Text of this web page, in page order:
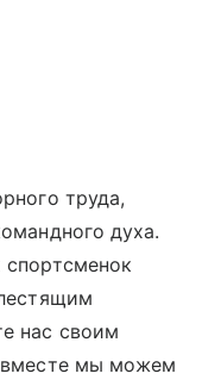
труда,
духа.
нас своим
вместе мы можем